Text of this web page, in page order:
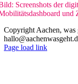
Screenshots der
und
Copyright Aachen,
Instagram
LinkedIn
Tiktok
YouTube
Page load link